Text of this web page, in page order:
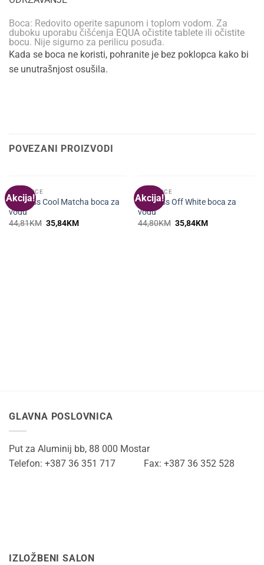
Boca: Redovito operite sapunom i toplom vodom. Za
duboku uporabu čišćenja EQUA očistite tablete ili očistite
bocu. Nije sigurno za perilicu posuđa.
Kada se boca ne koristi, pohranite je bez poklopca kako bi
se unutrašnjost osušila.
POVEZANI PROIZVODI
Akcija!NEMA NA ZALIHI
EQUA BOCE
Timeless Cool Matcha boca za
vodu
44,81KM Original
price
35,84KMCurrent
Akcija!NEMA NA ZALIHI
EQUA BOCE
Timeless Off White boca za
vodu
44,80KM Original
price
35,84KMCurrent
GLAVNA POSLOVNICA
Put za Aluminij bb, 88 000 Mostar
Telefon: +387 36 351 717 Fax: +387 36 352 528
IZLOŽBENI SALON